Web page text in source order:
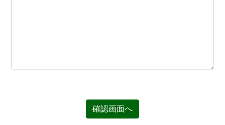
確認画面へ